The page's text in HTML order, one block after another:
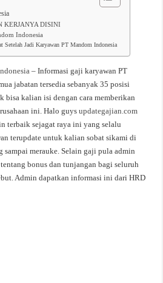
KERJANYA DISINI
Indonesia
Setelah Jadi Karyawan PT Mandom Indonesia
– Informasi gaji karyawan PT
jabatan tersedia sebanyak 35 posisi
bisa kalian isi dengan cara memberikan
ini. Halo guysupdategajian.com
terbaik sejagat raya ini yang selalu
terupdate untuk kalian sobat sikami di
sampai merauke. Selain gaji pula admin
bonus dan tunjangan bagi seluruh
Admin dapatkan informasi ini dari HRD